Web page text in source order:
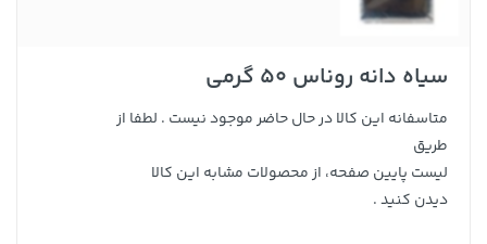
سیاه دانه روناس 50 گرمی
متاسفانه این کالا در حال حاضر موجود نیست . لطفا از
طریق
لیست پایین صفحه، از محصولات مشابه این کالا
دیدن کنید .